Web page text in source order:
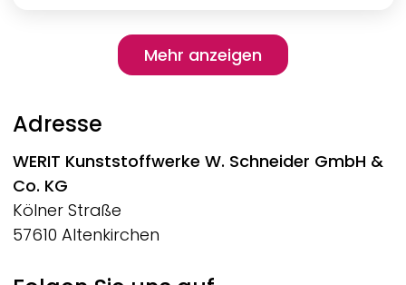
Pagination
Mehr anzeigen
Mehr anzeigen
Adresse
WERIT Kunststoffwerke W. Schneider GmbH &
Co. KG
Kölner Straße
57610 Altenkirchen